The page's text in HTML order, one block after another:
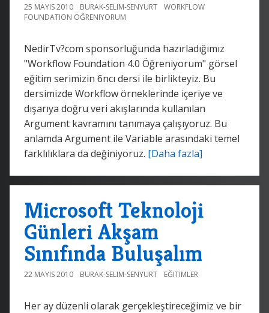
25 MAYIS 2010 BURAK-SELIM-SENYURT
WORKFLOW
FOUNDATION ÖĞRENIYORUM
NedirTv?com sponsorluğunda hazırladığımız
"Workflow Foundation 4.0 Öğreniyorum" görsel
eğitim serimizin 6ncı dersi ile birlikteyiz. Bu
dersimizde Workflow örneklerinde içeriye ve
dışarıya doğru veri akışlarında kullanılan
Argument kavramını tanımaya çalışıyoruz. Bu
anlamda Argument ile Variable arasındaki temel
farklılıklara da değiniyoruz. [Daha fazla]
Microsoft Teknoloji
Günleri Akşam
Sınıfında Buluşalım
22 MAYIS 2010 BURAK-SELIM-SENYURT EĞITIMLER
Her ay düzenli olarak gerçekleştireceğimiz ve bir